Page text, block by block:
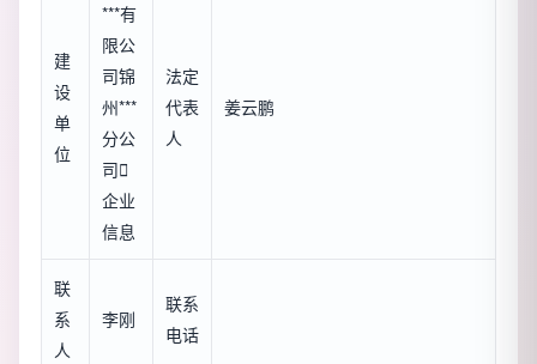
建
设
单
位
***有
限公
司锦
州***
分公
司
企业
信息
法定
代表
人
姜云鹏
联
系
人
李刚
联系
电话